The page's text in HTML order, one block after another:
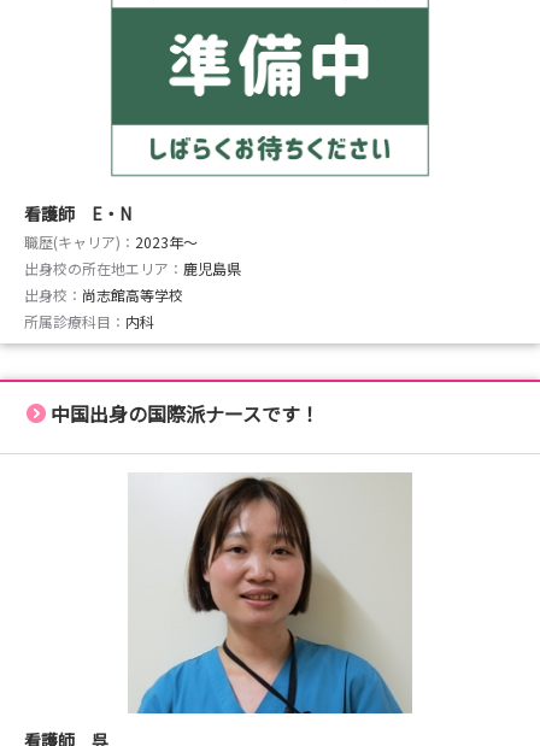
看護師 E・N
職歴(キャリア)： 2023年〜
出身校の所在地エリア： 鹿児島県
出身校： 尚志館高等学校
所属診療科目： 内科
中国出身の国際派ナースです！
看護師 呉